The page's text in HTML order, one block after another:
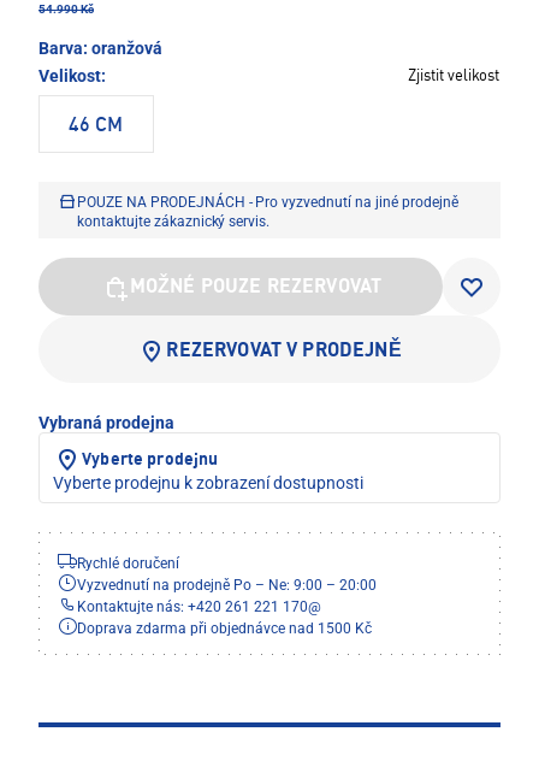
54.990 Kč
Barva: oranžová
Velikost:
Zjistit velikost
46 CM
POUZE NA PRODEJNÁCH - Pro vyzvednutí na jiné prodejně
kontaktujte zákaznický servis.
MOŽNÉ POUZE REZERVOVAT
REZERVOVAT V PRODEJNĚ
Vybraná prodejna
Vyberte prodejnu
Vyberte prodejnu k zobrazení dostupnosti
Rychlé doručení
Vyzvednutí na prodejně Po – Ne: 9:00 – 20:00
Kontaktujte nás: +420 261 221 170@
Doprava zdarma při objednávce nad 1500 Kč